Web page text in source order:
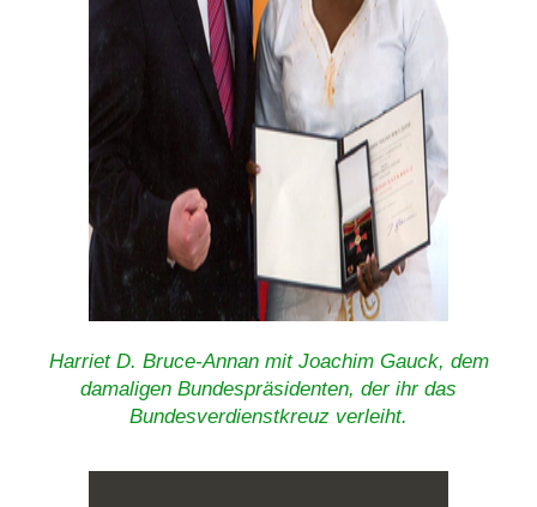
Harriet D. Bruce-Annan mit Joachim Gauck, dem
damaligen Bundespräsidenten, der ihr das
Bundesverdienstkreuz verleiht.